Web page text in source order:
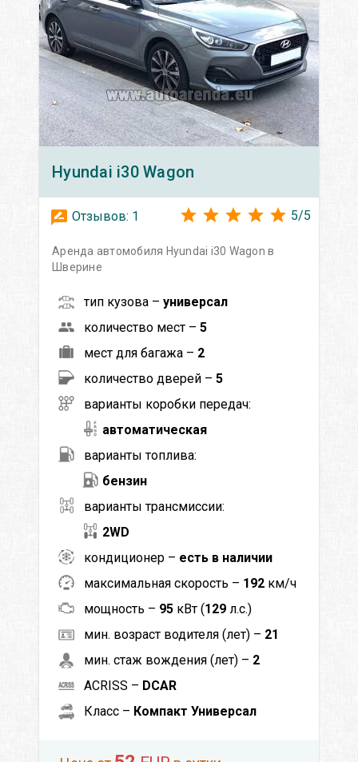
Hyundai i30 Wagon
Отзывов: 1 5/5
Аренда автомобиля Hyundai i30 Wagon в
Шверине
тип кузова – универсал
количество мест – 5
мест для багажа – 2
количество дверей – 5
варианты коробки передач:
автоматическая
варианты топлива:
бензин
варианты трансмиссии:
2WD
кондиционер – есть в наличии
максимальная скорость – 192 км/ч
мощность – 95 кВт (129 л.с.)
мин. возраст водителя (лет) – 21
мин. стаж вождения (лет) – 2
ACRISS – DCAR
Класс – Компакт Универсал